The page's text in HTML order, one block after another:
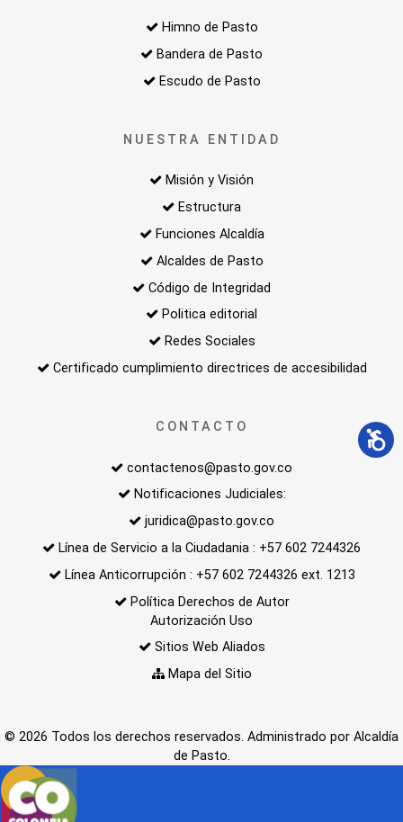
Himno de Pasto
Bandera de Pasto
Escudo de Pasto
NUESTRA ENTIDAD
Misión y Visión
Estructura
Funciones Alcaldía
Alcaldes de Pasto
Código de Integridad
Politica editorial
Redes Sociales
Certificado cumplimiento directrices de accesibilidad
CONTACTO
contactenos@pasto.gov.co
Notificaciones Judiciales:
juridica@pasto.gov.co
Línea de Servicio a la Ciudadania : +57 602 7244326
Línea Anticorrupción : +57 602 7244326 ext. 1213
Política Derechos de Autor
Autorización Uso
Sitios Web Aliados
Mapa del Sitio
© 2026 Todos los derechos reservados. Administrado por Alcaldía
de Pasto.